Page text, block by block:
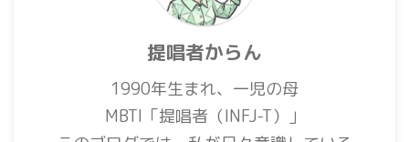
提唱者からん
1990年生まれ、一児の母
MBTI「提唱者（INFJ-T）」